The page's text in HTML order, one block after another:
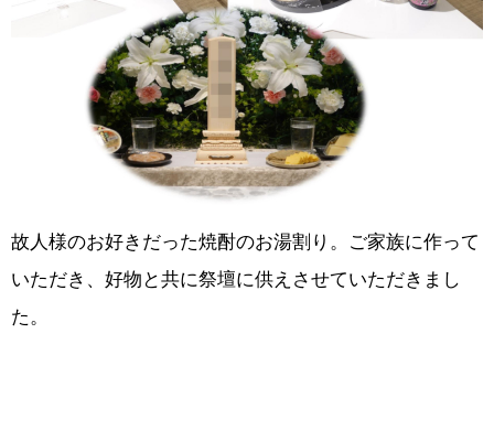
故人様のお好きだった焼酎のお湯割り。ご家族に作って
いただき、好物と共に祭壇に供えさせていただきまし
た。